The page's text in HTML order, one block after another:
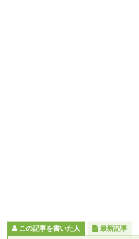
この記事を書いた人 最新記事